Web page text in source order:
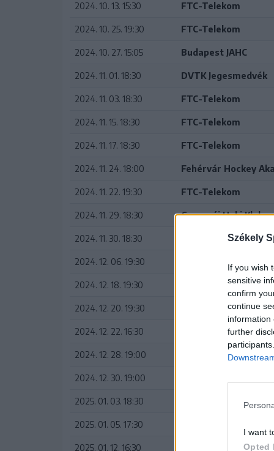
Székely
If you wish
sensitive
confirm
continue
information
further
I want
Opted
2024. 10. 13. 15:30 FTC-Telekom
2024. 10. 25. 19:30 FTC-Telekom
2024. 10. 27. 15:05 Budapest JAHC
2024. 11. 01. 18:30 DVTK Jegesmedvék
2024. 11. 03. 18:30 FTC-Telekom
2024. 11. 15. 18:30 FTC-Telekom
2024. 11. 17. 18:30 FTC-Telekom
2024. 11. 24. 18:00 Fehérvár Hockey
2024. 11. 22. 19:30 FTC-Telekom
2024. 11. 29. 18:30 Gyergyói Hoki Klub
2024. 11. 30. 18:30 Csíkszeredai
2024. 12. 06. 19:30
2024. 12. 18. 19:30 FTC-Telekom
2024. 12. 20. 19:30 Debreceni EAC
2024. 12. 22. 16:30 FTC-Telekom
2024. 12. 28. 19:00 DVTK Jegesmedvék
2024. 12. 30. 19:00
2025. 01. 03. 18:30 Csíkszeredai
2025. 01. 05. 17:30
2025. 01. 12. 16:30